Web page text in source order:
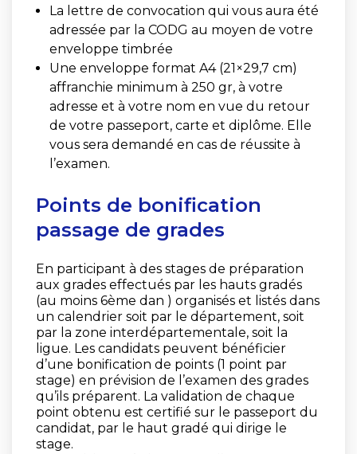
La lettre de convocation qui vous aura été
adressée par la CODG au moyen de votre
enveloppe timbrée
Une enveloppe format A4 (21×29,7 cm)
affranchie minimum à 250 gr, à votre
adresse et à votre nom en vue du retour
de votre passeport, carte et diplôme. Elle
vous sera demandé en cas de réussite à
l’examen.
Points de bonification
passage de grades
En participant à des stages de préparation
aux grades effectués par les hauts gradés
(au moins 6ème dan ) organisés et listés dans
un calendrier soit par le département, soit
par la zone interdépartementale, soit la
ligue. Les candidats peuvent bénéficier
d’une bonification de points (1 point par
stage) en prévision de l’examen des grades
qu’ils préparent. La validation de chaque
point obtenu est certifié sur le passeport du
candidat, par le haut gradé qui dirige le
stage.